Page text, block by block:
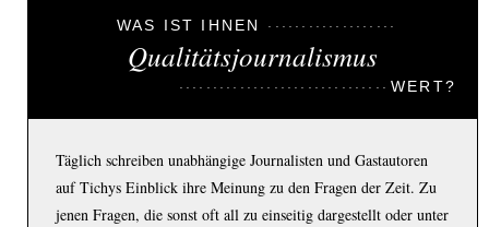
WAS IST IHNEN
Qualitätsjournalismus
WERT?
Täglich schreiben unabhängige Journalisten und Gastautoren
auf Tichys Einblick ihre Meinung zu den Fragen der Zeit. Zu
jenen Fragen, die sonst oft all zu einseitig dargestellt oder unter